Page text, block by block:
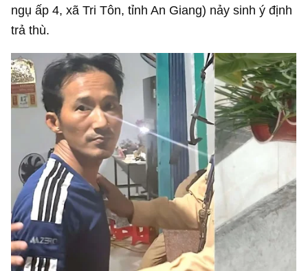
ngụ ấp 4, xã Tri Tôn, tỉnh An Giang) nảy sinh ý định
trả thù.